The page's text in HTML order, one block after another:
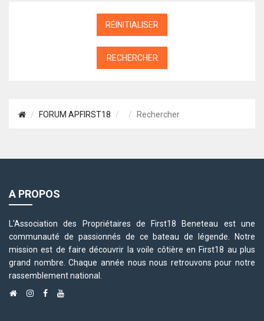
FORUM APFIRST18 Rechercher
A PROPOS
L'Association des Propriétaires de First18 Beneteau est une
communauté de passionnés de ce bateau de légende. Notre
mission est de faire découvrir la voile côtière en First18 au plus
grand nombre. Chaque année nous nous retrouvons pour notre
rassemblement national.